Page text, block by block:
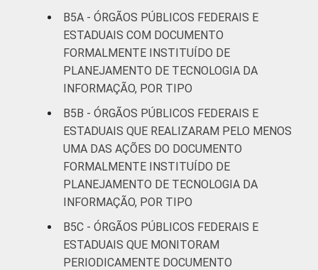
B5A - ÓRGÃOS PÚBLICOS FEDERAIS E
ESTADUAIS COM DOCUMENTO
FORMALMENTE INSTITUÍDO DE
PLANEJAMENTO DE TECNOLOGIA DA
INFORMAÇÃO, POR TIPO
B5B - ÓRGÃOS PÚBLICOS FEDERAIS E
ESTADUAIS QUE REALIZARAM PELO MENOS
UMA DAS AÇÕES DO DOCUMENTO
FORMALMENTE INSTITUÍDO DE
PLANEJAMENTO DE TECNOLOGIA DA
INFORMAÇÃO, POR TIPO
B5C - ÓRGÃOS PÚBLICOS FEDERAIS E
ESTADUAIS QUE MONITORAM
PERIODICAMENTE DOCUMENTO